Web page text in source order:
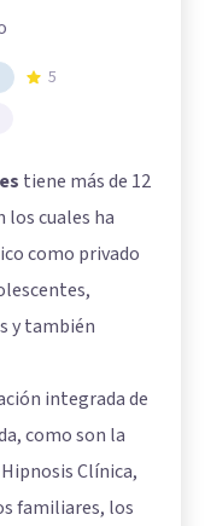
5
tiene más de 12
los cuales ha
como privado
y también
integrada de
como son la
Clínica,
familiares, los